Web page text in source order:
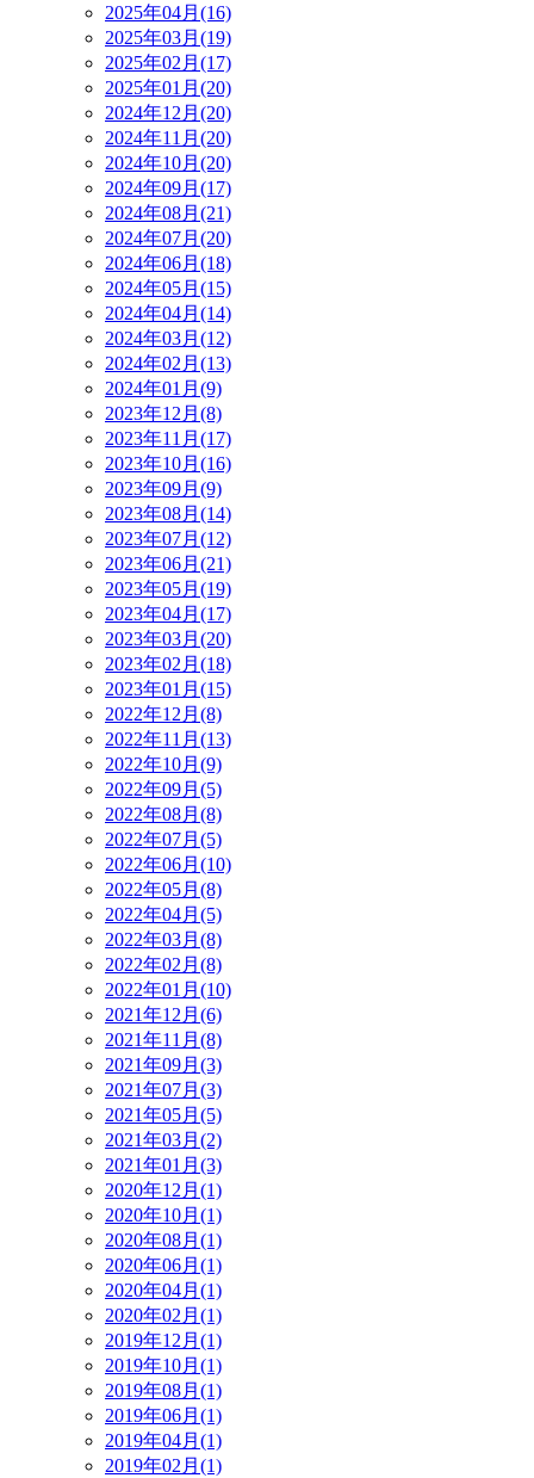
2025年04月(16)
2025年03月(19)
2025年02月(17)
2025年01月(20)
2024年12月(20)
2024年11月(20)
2024年10月(20)
2024年09月(17)
2024年08月(21)
2024年07月(20)
2024年06月(18)
2024年05月(15)
2024年04月(14)
2024年03月(12)
2024年02月(13)
2024年01月(9)
2023年12月(8)
2023年11月(17)
2023年10月(16)
2023年09月(9)
2023年08月(14)
2023年07月(12)
2023年06月(21)
2023年05月(19)
2023年04月(17)
2023年03月(20)
2023年02月(18)
2023年01月(15)
2022年12月(8)
2022年11月(13)
2022年10月(9)
2022年09月(5)
2022年08月(8)
2022年07月(5)
2022年06月(10)
2022年05月(8)
2022年04月(5)
2022年03月(8)
2022年02月(8)
2022年01月(10)
2021年12月(6)
2021年11月(8)
2021年09月(3)
2021年07月(3)
2021年05月(5)
2021年03月(2)
2021年01月(3)
2020年12月(1)
2020年10月(1)
2020年08月(1)
2020年06月(1)
2020年04月(1)
2020年02月(1)
2019年12月(1)
2019年10月(1)
2019年08月(1)
2019年06月(1)
2019年04月(1)
2019年02月(1)